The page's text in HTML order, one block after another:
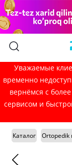
Уважаемые
временно
вернёмся с
сервисом и
Каталог Ortopedik